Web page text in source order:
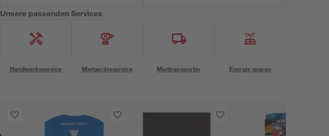
Unsere passenden Services
Handwerksservice Mietgeräteservice Miettransporter Energie sparen